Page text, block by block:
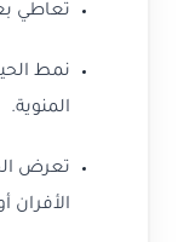
تعاطي
نمط
المنوية.
تعرض
الأفران